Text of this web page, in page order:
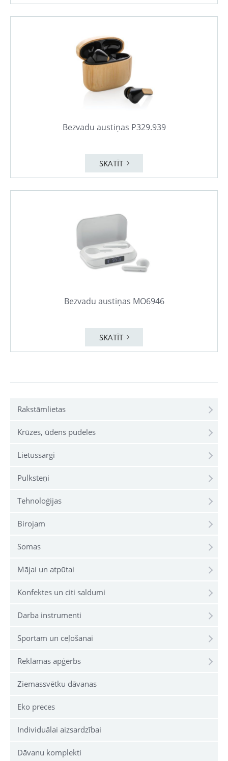
Rakstāmlietas
Krūzes, ūdens pudeles
Lietussargi
Pulksteņi
Tehnoloģijas
Birojam
Somas
Mājai un atpūtai
Konfektes un citi saldumi
Darba instrumenti
Sportam un ceļošanai
Reklāmas apģērbs
Ziemassvētku dāvanas
Eko preces
Individuālai aizsardzībai
Dāvanu komplekti
Bezvadu austiņas P329.939
SKATĪT
Bezvadu austiņas MO6946
SKATĪT